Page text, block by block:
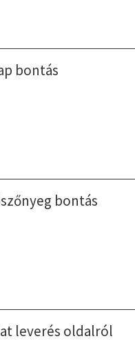
bontás
bontás
leverés oldalról